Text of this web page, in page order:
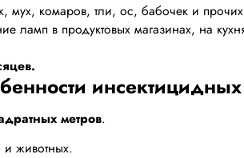
комаров, тли, ос, бабочек и
ламп в продуктовых магазинах, на
метров.
животных.